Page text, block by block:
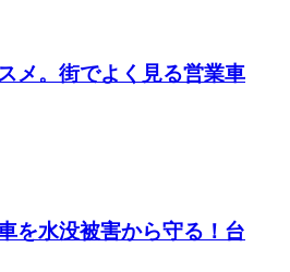
メ。街でよく見る営業車
を水没被害から守る！台